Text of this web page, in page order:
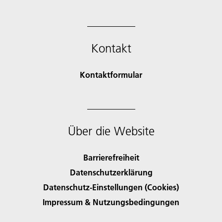
Kontakt
Kontaktformular
Über die Website
Barrierefreiheit
Datenschutzerklärung
Datenschutz-Einstellungen (Cookies)
Impressum & Nutzungsbedingungen